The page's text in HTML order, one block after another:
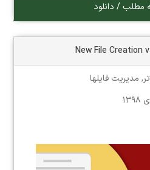
مطلب / دانلود
, مدیریت فایلها